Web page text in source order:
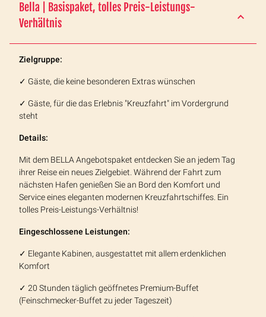
Bella | Basispaket, tolles Preis-Leistungs-
Verhältnis
Zielgruppe:
✓ Gäste, die keine besonderen Extras wünschen
✓ Gäste, für die das Erlebnis "Kreuzfahrt" im Vordergrund
steht
Details:
Mit dem BELLA Angebotspaket entdecken Sie an jedem Tag
ihrer Reise ein neues Zielgebiet. Während der Fahrt zum
nächsten Hafen genießen Sie an Bord den Komfort und
Service eines eleganten modernen Kreuzfahrtschiffes. Ein
tolles Preis-Leistungs-Verhältnis!
Eingeschlossene Leistungen:
✓ Elegante Kabinen, ausgestattet mit allem erdenklichen
Komfort
✓ 20 Stunden täglich geöffnetes Premium-Buffet
(Feinschmecker-Buffet zu jeder Tageszeit)